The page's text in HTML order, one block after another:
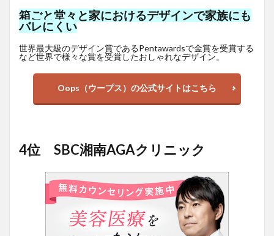
箱ごと堂々と家におけるデザインで家族にも
バレにくい
世界最大級のデザイン賞であるPentawardsで金賞を受賞する
など世界で様々な賞を受賞したおしゃれなデザイン。
Oops（ウープス）の公式サイトはこちら
4位 SBC湘南AGAクリニック